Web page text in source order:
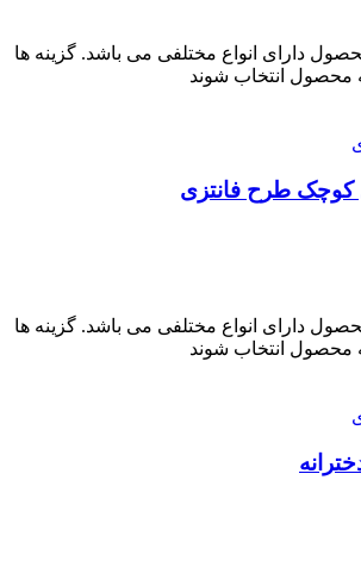
دارای انواع مختلفی می باشد. گزینه ها
انتخاب شوند
دارای انواع مختلفی می باشد. گزینه ها
انتخاب شوند